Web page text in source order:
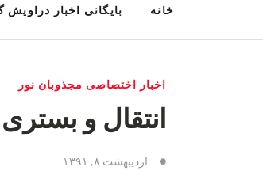
خانه بایگانی اخبار دراویش
اخبار اختصاصی مجذوبان نور
انتقال و
اردیبهشت ۸, ۱۳۹۱